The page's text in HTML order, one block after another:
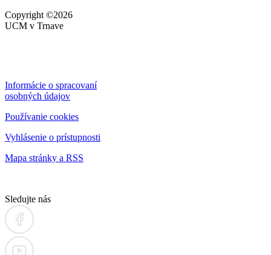
Copyright ©2026
UCM v Trnave
Informácie o spracovaní
osobných údajov
Používanie cookies
Vyhlásenie o prístupnosti
Mapa stránky a RSS
Sledujte nás